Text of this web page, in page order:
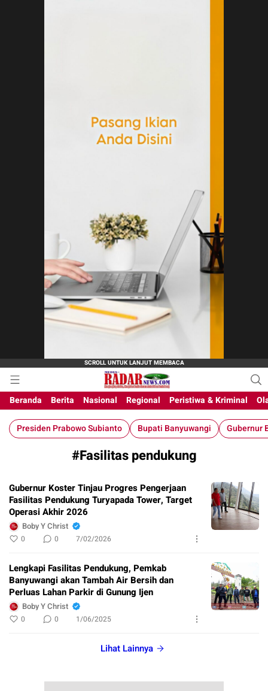
M-Radar News
media online
Beranda
Berita Nasional Regional Peristiwa & Kriminal
Presiden Prabowo Subianto Bupati Banyuwangi Gubernur
#Fasilitas pendukung
Gubernur Koster Tinjau Progres Pengerjaan
Fasilitas Pendukung Turyapada Tower, Target
Operasi Akhir 2026
Boby Y Christ
0 0 7/02/2026
Lengkapi Fasilitas Pendukung, Pemkab
Banyuwangi akan Tambah Air Bersih dan
Perluas Lahan Parkir di Gunung Ijen
Boby Y Christ
0 0 1/06/2025
Lihat Lainnya